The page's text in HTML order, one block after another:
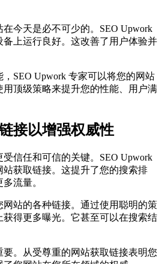
今天是必不可少的。SEO Upwork
上运行良好。这改善了用户体验并
SEO Upwork 专家可以将您的网站
顶级策略来提升您的性能、用户满
接以增强权威性
信任和可信的关键。SEO Upwork
获取链接。这提升了您的搜索排
流量。
站的各种链接。通过使用聪明的策
得更多曝光。它甚至可以在搜索结
。从受尊重的网站获取链接表明您